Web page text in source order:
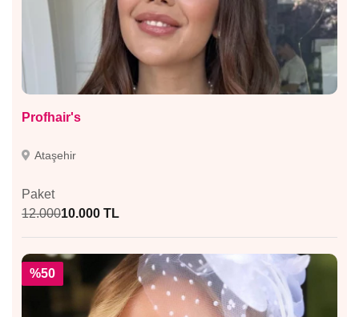
Profhair's
Ataşehir
Paket
12.00010.000 TL
%50